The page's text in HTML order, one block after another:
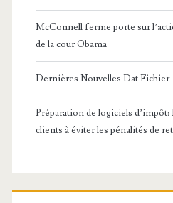
McConnell ferme porte sur
de la cour Obama
Dernières Nouvelles Dat Fichier
Préparation de logiciels d’impôt:
clients à éviter les pénalités de